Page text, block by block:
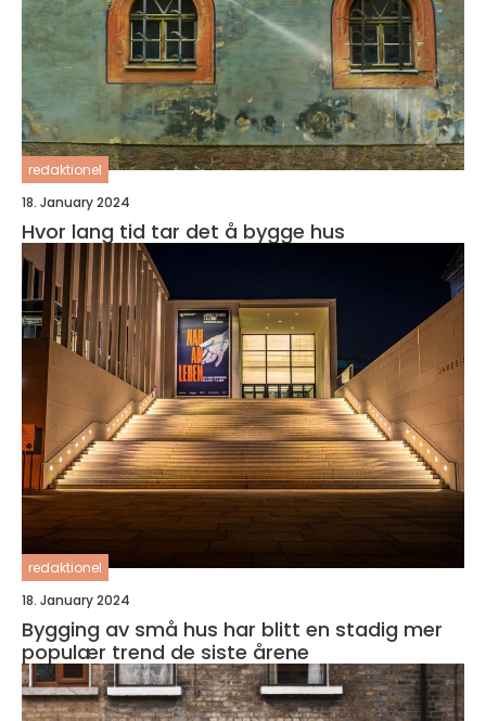
redaktionel
18. January 2024
Hvor lang tid tar det å bygge hus
redaktionel
18. January 2024
Bygging av små hus har blitt en stadig mer
populær trend de siste årene